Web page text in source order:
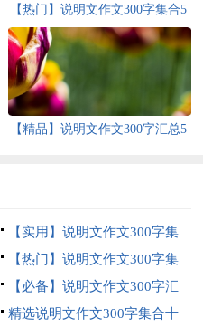
【热门】说明文作文300字集合5
篇
【精品】说明文作文300字汇总5
【实用】说明文作文300字集
合十篇
【热门】说明文作文300字集
合七篇
【必备】说明文作文300字汇
编7篇
精选说明文作文300字集合十